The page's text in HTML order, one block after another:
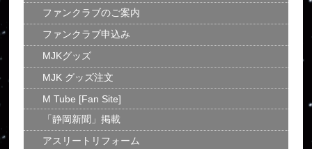
ファンクラブのご案内
ファンクラブ申込み
MJKグッズ
MJK グッズ注文
M Tube [Fan Site]
「静岡新聞」掲載
アスリートリフォーム